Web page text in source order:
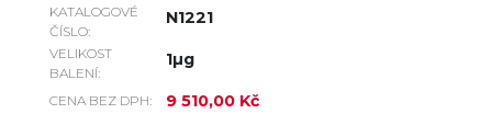
KATALOGOVÉ
ČÍSLO:
N1221
VELIKOST
BALENÍ:
1µg
CENA BEZ DPH: 9 510,00 Kč